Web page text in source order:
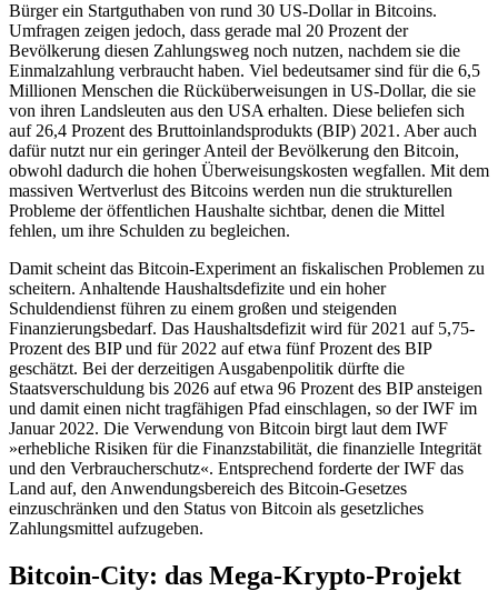
Bürger ein Startguthaben von rund 30 US-Dollar in Bitcoins.
Umfragen zeigen jedoch, dass gerade mal 20 Prozent der
Bevölkerung diesen Zahlungsweg noch nutzen, nachdem sie die
Einmalzahlung verbraucht haben. Viel bedeutsamer sind für die 6,5
Millionen Menschen die Rücküberweisungen in US-Dollar, die sie
von ihren Landsleuten aus den USA erhalten. Diese beliefen sich
auf 26,4 Prozent des Bruttoinlandsprodukts (BIP) 2021. Aber auch
dafür nutzt nur ein geringer Anteil der Bevölkerung den Bitcoin,
obwohl dadurch die hohen Überweisungskosten wegfallen. Mit dem
massiven Wertverlust des Bitcoins werden nun die strukturellen
Probleme der öffentlichen Haushalte sichtbar, denen die Mittel
fehlen, um ihre Schulden zu begleichen.
Damit scheint das Bitcoin-Experiment an fiskalischen Problemen zu
scheitern. Anhaltende Haushaltsdefizite und ein hoher
Schuldendienst führen zu einem großen und steigenden
Finanzierungsbedarf. Das Haushaltsdefizit wird für 2021 auf 5,75-
Prozent des BIP und für 2022 auf etwa fünf Prozent des BIP
geschätzt. Bei der derzeitigen Ausgabenpolitik dürfte die
Staatsverschuldung bis 2026 auf etwa 96 Prozent des BIP ansteigen
und damit einen nicht tragfähigen Pfad einschlagen, so der IWF im
Januar 2022. Die Verwendung von Bitcoin birgt laut dem IWF
»erhebliche Risiken für die Finanzstabilität, die finanzielle Integrität
und den Verbraucherschutz«. Entsprechend forderte der IWF das
Land auf, den Anwendungsbereich des Bitcoin-Gesetzes
einzuschränken und den Status von Bitcoin als gesetzliches
Zahlungsmittel aufzugeben.
Bitcoin-City: das Mega-Krypto-Projekt